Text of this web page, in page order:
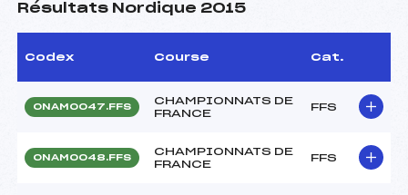
Résultats Nordique 2015
Codex Course Cat.
ONAM0047.FFS
CHAMPIONNATS DE
FRANCE
FFS
ONAM0048.FFS
CHAMPIONNATS DE
FRANCE
FFS